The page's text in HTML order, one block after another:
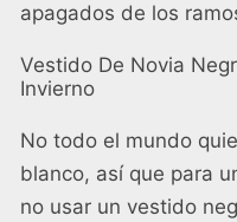
apagados de los
Vestido De Novia
Invierno
No todo el mundo
blanco, así que para
no usar un vestido